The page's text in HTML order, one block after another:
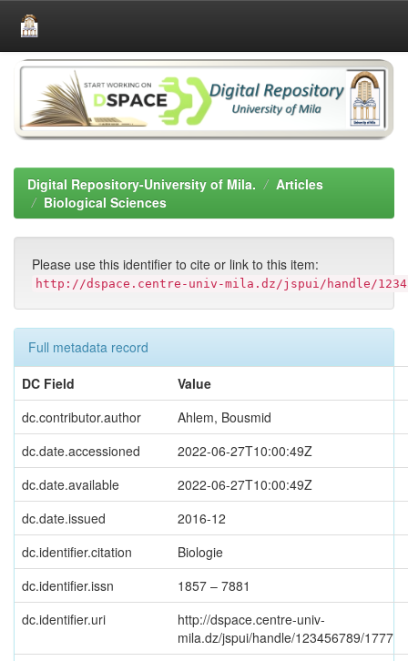
Skip
navigation
Digital Repository-University of Mila.
Articles
Biological Sciences
Please use this identifier to cite or link to this item:
http://dspace.centre-univ-mila.dz/jspui/handle/
Full metadata record
DC Field
Value
dc.contributor.author
Ahlem, Bousmid
dc.date.accessioned
2022-06-27T10:00:49Z
dc.date.available
2022-06-27T10:00:49Z
dc.date.issued
2016-12
dc.identifier.citation
Biologie
dc.identifier.issn
1857 – 7881
dc.identifier.uri
http://dspace.centre-univ-
mila.dz/jspui/handle/123456789/1777